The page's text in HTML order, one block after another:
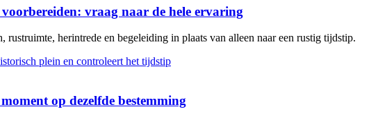
vraag naar de hele ervaring
herintrede en begeleiding in plaats van alleen naar een rustig tijdstip.
op dezelfde bestemming